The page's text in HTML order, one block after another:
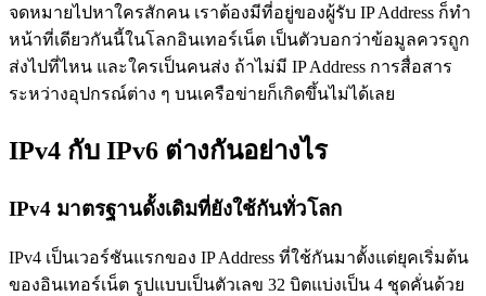
จดหมายไปหาใครสักคน เราต้องมีที่อยู่ของผู้รับ IP Address ก็ทำ
หน้าที่เดียวกันนี้ในโลกอินเทอร์เน็ต เป็นตัวบอกว่าข้อมูลควรถูก
ส่งไปที่ไหน และใครเป็นคนส่ง ถ้าไม่มี IP Address การสื่อสาร
ระหว่างอุปกรณ์ต่าง ๆ บนเครือข่ายก็เกิดขึ้นไม่ได้เลย
IPv4 กับ IPv6 ต่างกันอย่างไร
IPv4 มาตรฐานดั้งเดิมที่ยังใช้กันทั่วโลก
IPv4 เป็นเวอร์ชันแรกของ IP Address ที่ใช้กันมาตั้งแต่ยุคเริ่มต้น
ของอินเทอร์เน็ต รูปแบบเป็นตัวเลข 32 บิตแบ่งเป็น 4 ชุดคั่นด้วย